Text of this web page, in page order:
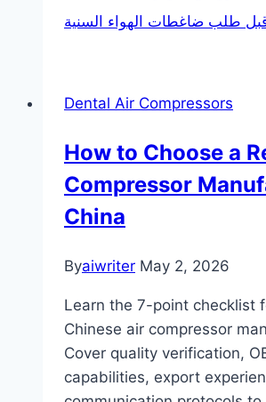
طلب ضاغطات الهواء السنية
Dental Air Compressors
How to Choose a
Compressor
China
Byaiwriter May 2, 2026
Learn the 7-point checklist
Chinese air compressor
Cover quality verification,
capabilities, export